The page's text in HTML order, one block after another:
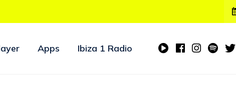
Apps Ibiza 1 Radio